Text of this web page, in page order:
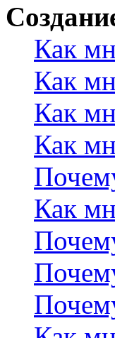
Как
Как
Как
Как
Как